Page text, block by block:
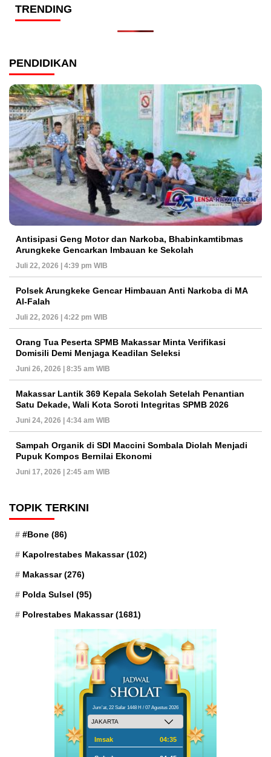
TRENDING
PENDIDIKAN
Antisipasi Geng Motor dan Narkoba, Bhabinkamtibmas
Arungkeke Gencarkan Imbauan ke Sekolah
Juli 22, 2026 | 4:39 pm WIB
Polsek Arungkeke Gencar Himbauan Anti Narkoba di MA
Al-Falah
Juli 22, 2026 | 4:22 pm WIB
Orang Tua Peserta SPMB Makassar Minta Verifikasi
Domisili Demi Menjaga Keadilan Seleksi
Juni 26, 2026 | 8:35 am WIB
Makassar Lantik 369 Kepala Sekolah Setelah Penantian
Satu Dekade, Wali Kota Soroti Integritas SPMB 2026
Juni 24, 2026 | 4:34 am WIB
Sampah Organik di SDI Maccini Sombala Diolah Menjadi
Pupuk Kompos Bernilai Ekonomi
Juni 17, 2026 | 2:45 am WIB
TOPIK TERKINI
#Bone (86)
Kapolrestabes Makassar(102)
Makassar(276)
Polda Sulsel (95)
Polrestabes Makassar(1681)
Jum'at, 22 Safar 1448 H / 07 Agustus 2026
Imsak 04:35